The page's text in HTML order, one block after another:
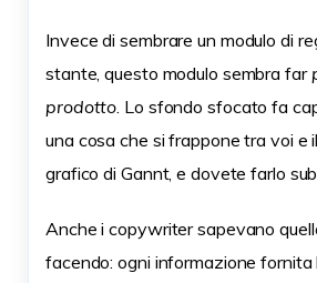
Invece di sembrare un modulo di
stante, questo modulo sembra far
prodotto. Lo sfondo sfocato fa
una cosa che si frappone tra voi e
grafico di Gannt, e dovete farlo
Anche i copywriter sapevano
facendo: ogni informazione fornita